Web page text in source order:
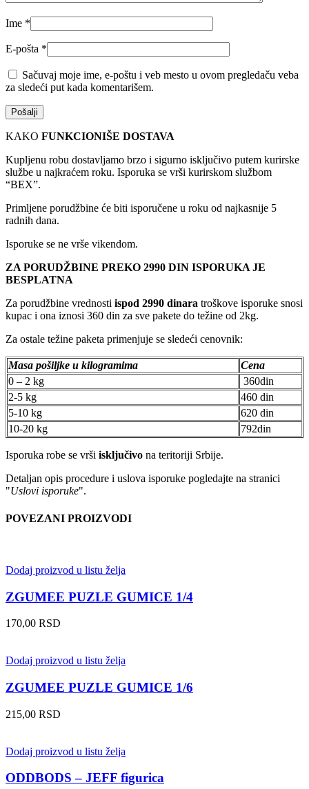
Ime *
E-pošta *
Sačuvaj moje ime, e-poštu i veb mesto u ovom pregledaču veba
za sledeći put kada komentarišem.
KAKO FUNKCIONIŠE DOSTAVA
Kupljenu robu dostavljamo brzo i sigurno isključivo putem kurirske
službe u najkraćem roku. Isporuka se vrši kurirskom službom
“BEX”.
Primljene porudžbine će biti isporučene u roku od najkasnije 5
radnih dana.
Isporuke se ne vrše vikendom.
ZA PORUDŽBINE PREKO 2990 DIN ISPORUKA JE
BESPLATNA
Za porudžbine vrednosti ispod 2990 dinara troškove isporuke snosi
kupac i ona iznosi 360 din za sve pakete do težine od 2kg.
Za ostale težine paketa primenjuje se sledeći cenovnik:
Masa pošiljke u kilogramima
Cena
0 – 2 kg
360din
2-5 kg
460 din
5-10 kg
620 din
10-20 kg
792din
Isporuka robe se vrši isključivo na teritoriji Srbije.
Detaljan opis procedure i uslova isporuke pogledajte na stranici
"Uslovi isporuke".
POVEZANI PROIZVODI
Dodaj proizvod u listu želja
ZGUMEE PUZLE GUMICE 1/4
170,00 RSD
Dodaj proizvod u listu želja
ZGUMEE PUZLE GUMICE 1/6
215,00 RSD
Dodaj proizvod u listu želja
ODDBODS – JEFF figurica